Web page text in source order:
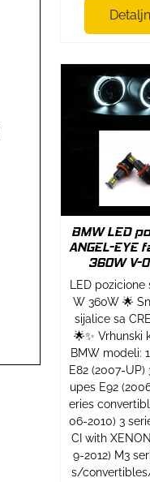
BMW LED
ANGEL-EYE
360W V-
LED pozicione
W 360W 🌟
sijalice sa
🌟✨ Vrhunski
BMW modeli:
E82 (2007-UP)
upes E92
eries
06-2010) 3
CI with
9-2012) M3
s/